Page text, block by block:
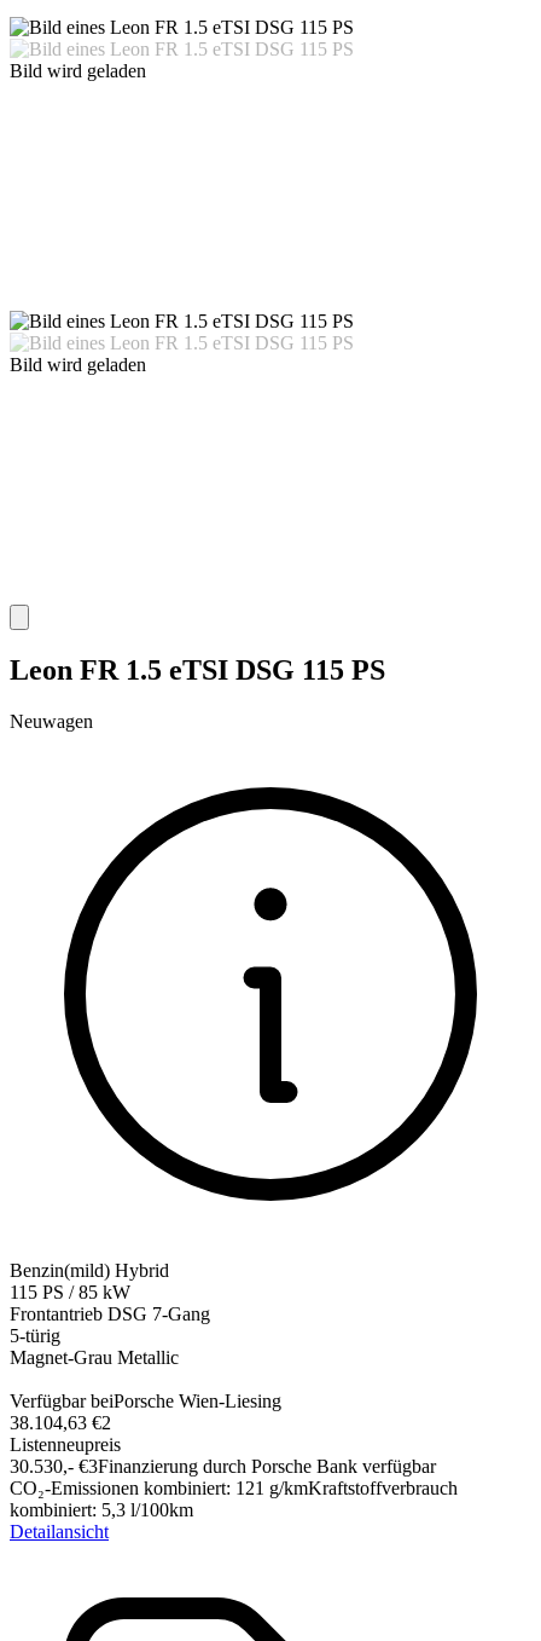
Bild wird geladen
Bild wird geladen
Leon FR 1.5 eTSI DSG 115 PS
Neuwagen
Benzin(mild) Hybrid
115 PS / 85 kW
Frontantrieb DSG 7-Gang
5-türig
Magnet-Grau Metallic
Verfügbar beiPorsche Wien-Liesing
38.104,63 €2
Listenneupreis
30.530,-‍ €3Finanzierung durch Porsche Bank verfügbar
CO₂-Emissionen kombiniert: 121 g/kmKraftstoffverbrauch
kombiniert: 5,3 l/100km
Detailansicht